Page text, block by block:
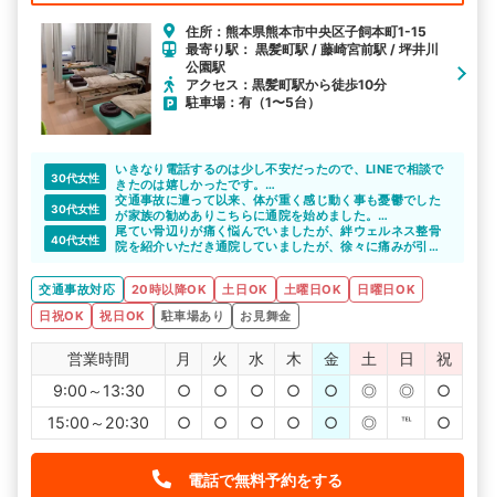
住所：熊本県熊本市中央区子飼本町1-15
最寄り駅： 黒髪町駅 / 藤崎宮前駅 / 坪井川
公園駅
アクセス：黒髪町駅から徒歩10分
駐車場：有（1〜5台）
30代女性
いきなり電話するのは少し不安だったので、LINEで相談で
きたのは嬉しかったです。
気になっていた整骨院のメリットを教えてもらえたので、
通院をしたいと思えました。丁寧な対応をしていただいて
感謝しています。
30代女性
交通事故に遭って以来、体が重く感じ動く事も憂鬱でした
が家族の勧めありこちらに通院を始めました。
体が重く車移動なので敷地内に駐車場がある整骨院は非常
に助かりました。先生も優しく定期的に通院を続けていこ
40代女性
尾てい骨辺りが痛く悩んでいましたが、絆ウェルネス整骨
院を紹介いただき通院していましたが、徐々に痛みが引い
交通事故対応
20時以降OK 土日OK 土曜日OK
日曜日OK
日祝OK
祝日OK 駐車場あり お見舞金
営業時間 月 火 水 木 金 土 日
祝
9:00～13:30
○ ○ ○ ○ ○ ◎ ◎
○
15:00～20:30
○ ○ ○ ○ ○ ◎ ℡ ○
電話で無料予約をする